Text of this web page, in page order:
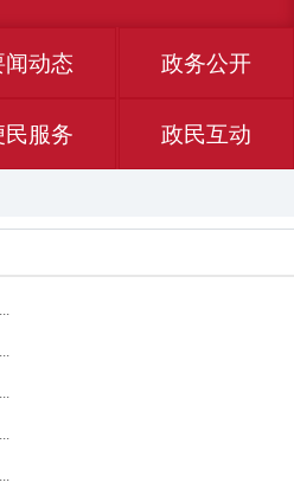
闻动态 政务公开
民服务 政民互动